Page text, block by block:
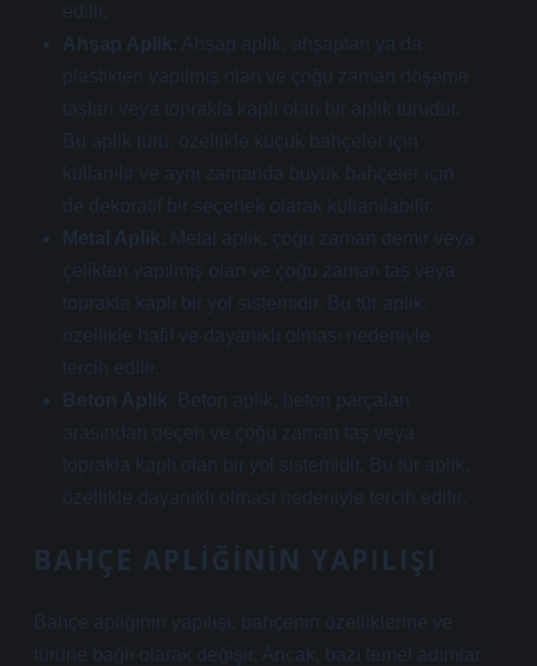
edilir.
Ahşap Aplik: Ahşap aplik, ahşaptan ya da
plastikten yapılmış olan ve çoğu zaman döşeme
taşları veya toprakla kaplı olan bir aplik türüdür.
Bu aplik türü, özellikle küçük bahçeler için
kullanılır ve aynı zamanda büyük bahçeler için
de dekoratif bir seçenek olarak kullanılabilir.
Metal Aplik: Metal aplik, çoğu zaman demir veya
çelikten yapılmış olan ve çoğu zaman taş veya
toprakla kaplı bir yol sistemidir. Bu tür aplik,
özellikle hafif ve dayanıklı olması nedeniyle
tercih edilir.
Beton Aplik: Beton aplik, beton parçaları
arasından geçen ve çoğu zaman taş veya
toprakla kaplı olan bir yol sistemidir. Bu tür aplik,
özellikle dayanıklı olması nedeniyle tercih edilir.
BAHÇE APLIĞININ YAPILIŞI
Bahçe apliğinin yapılışı, bahçenin özelliklerine ve
türüne bağlı olarak değişir. Ancak, bazı temel adımlar